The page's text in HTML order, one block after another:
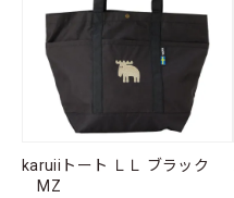
karuiiトート ＬＬ ブラック
MZ